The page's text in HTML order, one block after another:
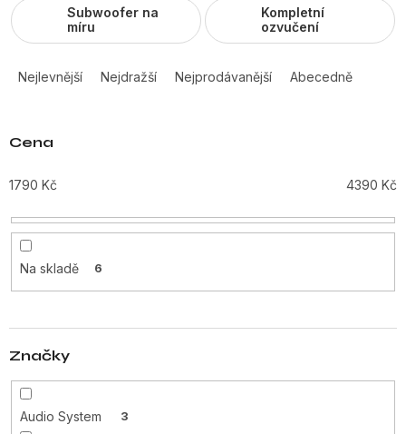
Subwoofer na
míru
Kompletní
ozvučení
a
n
í
r
o
d
u
t
Nejlevnější Nejdražší Nejprodávanější Abecedně
Cena
1790 Kč 4390 Kč
Na skladě 6
Značky
Audio System 3